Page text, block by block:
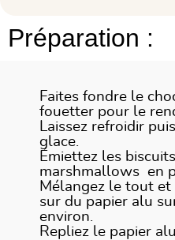
Préparation :
Faites fondre le
fouetter pour le
Laissez refroidir
glace.
Émiettez les
marshmallows en
Mélangez le tout
sur du papier alu
environ.
Repliez le papier